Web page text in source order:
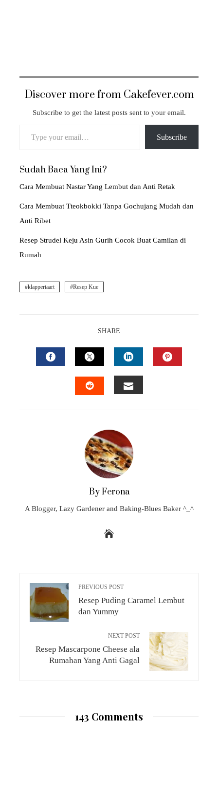
Discover more from Cakefever.com
Subscribe to get the latest posts sent to your email.
Subscribe
Sudah Baca Yang Ini?
Cara Membuat Nastar Yang Lembut dan Anti Retak
Cara Membuat Tteokbokki Tanpa Gochujang Mudah dan
Anti Ribet
Resep Strudel Keju Asin Gurih Cocok Buat Camilan di
Rumah
klappertaart Resep Kue
SHARE
FACEBOOKTWITTERLINKEDIN
By Ferona
A Blogger, Lazy Gardener and Baking-Blues Baker ^_^
PREVIOUS POST
Resep Puding Caramel Lembut
dan Yummy
NEXT POST
Resep Mascarpone Cheese ala
Rumahan Yang Anti Gagal
143 Comments